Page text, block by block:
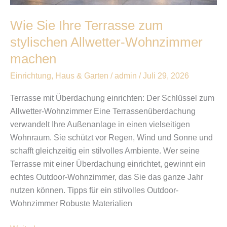
Wie Sie Ihre Terrasse zum
stylischen Allwetter-Wohnzimmer
machen
Einrichtung, Haus & Garten /admin /Juli 29, 2026
Terrasse mit Überdachung einrichten: Der Schlüssel zum
Allwetter-Wohnzimmer Eine Terrassenüberdachung
verwandelt Ihre Außenanlage in einen vielseitigen
Wohnraum. Sie schützt vor Regen, Wind und Sonne und
schafft gleichzeitig ein stilvolles Ambiente. Wer seine
Terrasse mit einer Überdachung einrichtet, gewinnt ein
echtes Outdoor-Wohnzimmer, das Sie das ganze Jahr
nutzen können. Tipps für ein stilvolles Outdoor-
Wohnzimmer Robuste Materialien